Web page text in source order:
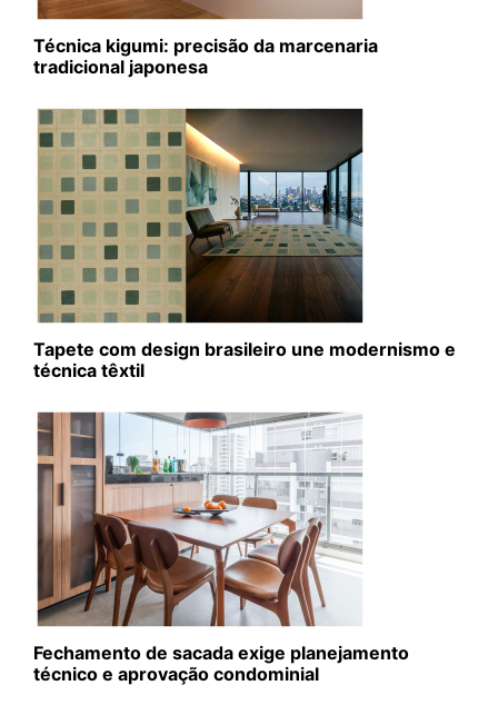
Técnica kigumi: precisão da marcenaria
tradicional japonesa
Tapete com design brasileiro une modernismo e
técnica têxtil
Fechamento de sacada exige planejamento
técnico e aprovação condominial